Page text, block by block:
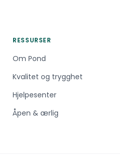
RESSURSER
Om Pond
Kvalitet og trygghet
Hjelpesenter
Åpen & ærlig